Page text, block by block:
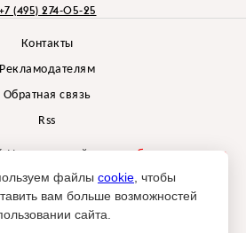
+7 (495) 274-05-25
Контакты
Рекламодателям
Обратная связь
Rss
Независимый проектбрендингового
агентства Depot
Sostav.ru допустимо только при
источника.
файлы cookie , чтобы
вам больше возможностей
сайта.